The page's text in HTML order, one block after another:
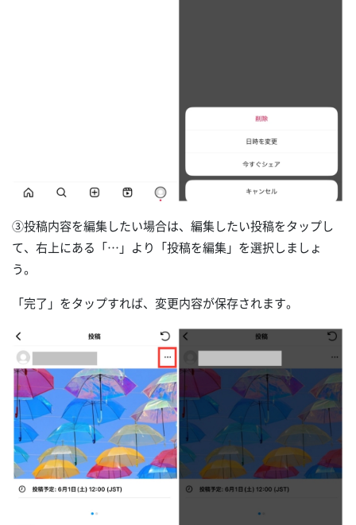
③投稿内容を編集したい場合は、編集したい投稿をタップし
て、右上にある「…」より「投稿を編集」を選択しましょ
う。
「完了」をタップすれば、変更内容が保存されます。